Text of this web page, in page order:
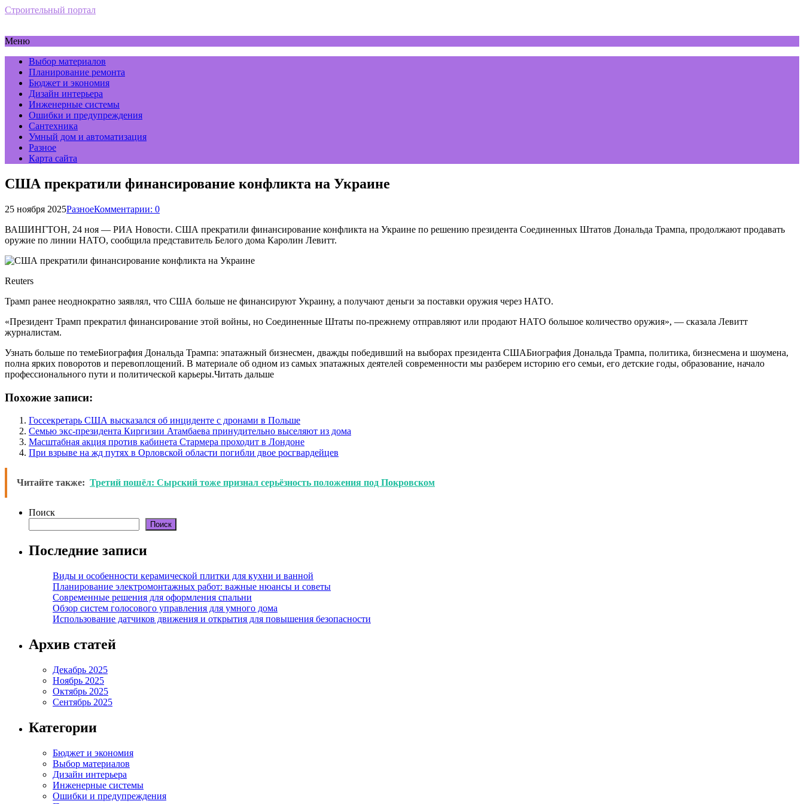
Строительный портал
Меню
Выбор материалов
Планирование ремонта
Бюджет и экономия
Дизайн интерьера
Инженерные системы
Ошибки и предупреждения
Сантехника
Умный дом и автоматизация
Разное
Карта сайта
США прекратили финансирование конфликта на Украине
25 ноября 2025РазноеКомментарии: 0
ВАШИНГТОН, 24 ноя — РИА Новости. США прекратили финансирование конфликта на Украине по решению президента Соединенных Штатов Дональда Трампа, продолжают продавать
оружие по линии НАТО, сообщила представитель Белого дома Каролин Левитт.
Reuters
Трамп ранее неоднократно заявлял, что США больше не финансируют Украину, а получают деньги за поставки оружия через НАТО.
«Президент Трамп прекратил финансирование этой войны, но Соединенные Штаты по-прежнему отправляют или продают НАТО большое количество оружия», — сказала Левитт
журналистам.
Узнать больше по темеБиография Дональда Трампа: эпатажный бизнесмен, дважды победивший на выборах президента СШАБиография Дональда Трампа, политика, бизнесмена и шоумена,
полна ярких поворотов и перевоплощений. В материале об одном из самых эпатажных деятелей современности мы разберем историю его семьи, его детские годы, образование, начало
профессионального пути и политической карьеры.Читать дальше
Похожие записи:
Госсекретарь США высказался об инциденте с дронами в Польше
Семью экс-президента Киргизии Атамбаева принудительно выселяют из дома
Масштабная акция против кабинета Стармера проходит в Лондоне
При взрыве на жд путях в Орловской области погибли двое росгвардейцев
Читайте также: Третий пошёл: Сырский тоже признал серьёзность положения под Покровском
Поиск
Поиск
Последние записи
Виды и особенности керамической плитки для кухни и ванной
Планирование электромонтажных работ: важные нюансы и советы
Современные решения для оформления спальни
Обзор систем голосового управления для умного дома
Использование датчиков движения и открытия для повышения безопасности
Архив статей
Декабрь 2025
Ноябрь 2025
Октябрь 2025
Сентябрь 2025
Категории
Бюджет и экономия
Выбор материалов
Дизайн интерьера
Инженерные системы
Ошибки и предупреждения